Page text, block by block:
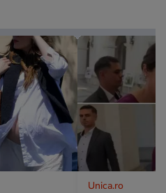
Unica.ro